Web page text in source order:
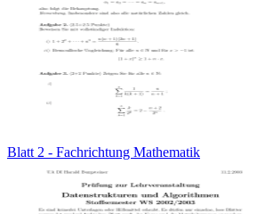
Blatt 2 - Fachrichtung Mathematik